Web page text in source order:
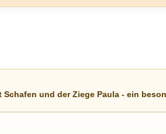
und der Ziege Paula - ein